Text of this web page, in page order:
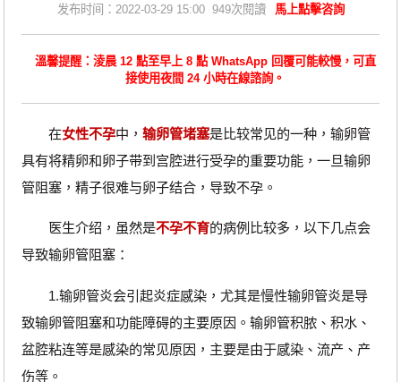
发布时间：2022-03-29 15:00 949次閱讀 馬上點擊咨詢
溫馨提醒：淩晨 12 點至早上 8 點 WhatsApp 回覆可能較慢，可直
接使用夜間 24 小時在線諮詢。
在女性不孕中， 输卵管堵塞是比较常见的一种，输卵管
具有将精卵和卵子带到宫腔进行受孕的重要功能，一旦输卵
管阻塞，精子很难与卵子结合，导致不孕。
医生介绍，虽然是不孕不育的病例比较多，以下几点会
导致输卵管阻塞：
1.输卵管炎会引起炎症感染，尤其是慢性输卵管炎是导
致输卵管阻塞和功能障碍的主要原因。输卵管积脓、积水、
盆腔粘连等是感染的常见原因，主要是由于感染、流产、产
伤等。